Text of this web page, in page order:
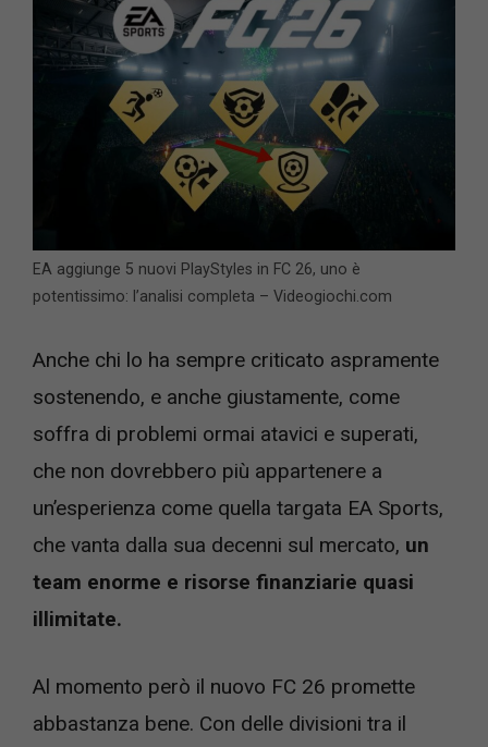
EA aggiunge 5 nuovi PlayStyles in FC 26, uno è
potentissimo: l’analisi completa – Videogiochi.com
Anche chi lo ha sempre criticato aspramente
sostenendo, e anche giustamente, come
soffra di problemi ormai atavici e superati,
che non dovrebbero più appartenere a
un’esperienza come quella targata EA Sports,
che vanta dalla sua decenni sul mercato, un
team enorme e risorse finanziarie quasi
illimitate.
Al momento però il nuovo FC 26 promette
abbastanza bene. Con delle divisioni tra il